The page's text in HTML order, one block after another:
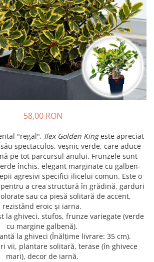
Fructe
58,00 RON
"regal", Ilex Golden Kingeste apreciat
spectaculos, veșnic verde, care aduce
pe tot parcursul anului. Frunzele sunt
închis, elegant marginate cu galben-
agresivi specifici ilicelui comun. Este o
a crea structură în grădină, garduri
sau ca piesă solitară de accent,
rezistând eroic și iarna.
la ghiveci, stufos, frunze variegate (verde
cu margine galbenă).
la ghiveci (Înălțime livrare: 35 cm).
vii, plantare solitară, terase (în ghivece
mari), decor de iarnă.